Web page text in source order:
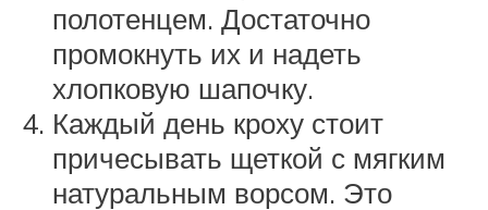
полотенцем. Достаточно
промокнуть их и надеть
хлопковую шапочку.
Каждый день кроху стоит
причесывать щеткой с мягким
натуральным ворсом. Это